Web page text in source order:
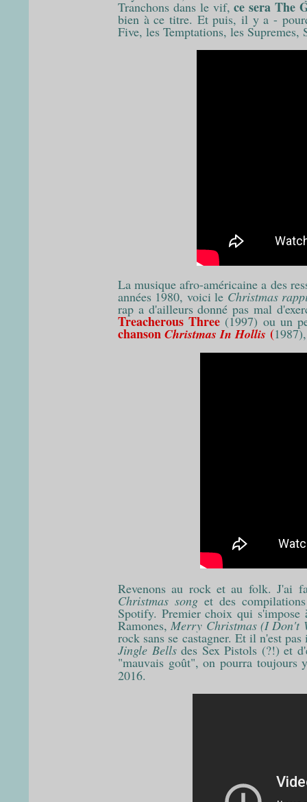
Tranchons dans le vif,ce sera The
bien à ce titre. Et puis, il y a -
Five, les Temptations, les
La musique afro-américaine a des
années 1980, voici le Christmas
rap a d'ailleurs donné pas mal
Treacherous Three (1997) ou un
chanson Christmas In Hollis (
Revenons au rock et au folk. J'ai
Christmas song et des
Spotify. Premier choix qui
Ramones,Merry Christmas (I Don't
rock sans se castagner. Et il n'est
Jingle Bellsdes Sex Pistols (?!) et
"mauvais goût", on pourra
2016.